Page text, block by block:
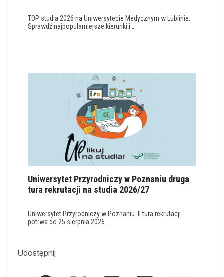
TOP studia 2026 na Uniwersytecie Medycznym w Lublinie.
Sprawdź najpopularniejsze kierunki i…
Uniwersytet Przyrodniczy w Poznaniu druga
tura rekrutacji na studia 2026/27
Uniwersytet Przyrodniczy w Poznaniu. II tura rekrutacji
potrwa do 25 sierpnia 2026…
Udostępnij